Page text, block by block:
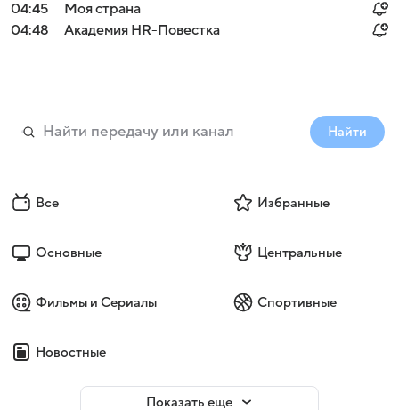
04:45
Моя страна
04:48
Академия HR-Повестка
Найти
Все Избранные
Основные Центральные
Фильмы и Сериалы Спортивные
Новостные
Показать еще